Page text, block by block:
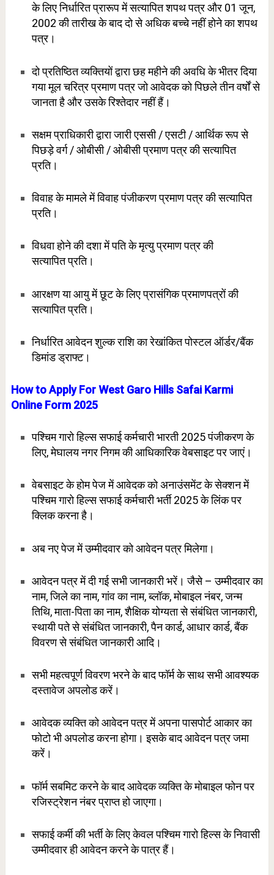
के लिए निर्धारित प्रारूप में सत्यापित शपथ पत्र और 01 जून,
2002 की तारीख के बाद दो से अधिक बच्चे नहीं होने का शपथ
पत्र।
दो प्रतिष्ठित व्यक्तियों द्वारा छह महीने की अवधि के भीतर दिया
गया मूल चरित्र प्रमाण पत्र जो आवेदक को पिछले तीन वर्षों से
जानता है और उसके रिश्तेदार नहीं हैं।
सक्षम प्राधिकारी द्वारा जारी एससी / एसटी / आर्थिक रूप से
पिछड़े वर्ग / ओबीसी / ओबीसी प्रमाण पत्र की सत्यापित
प्रति।
विवाह के मामले में विवाह पंजीकरण प्रमाण पत्र की सत्यापित
प्रति।
विधवा होने की दशा में पति के मृत्यु प्रमाण पत्र की
सत्यापितप्रति।
आरक्षण या आयु में छूट के लिए प्रासंगिक प्रमाणपत्रों की
सत्यापित प्रति।
निर्धारित आवेदन शुल्क राशि का रेखांकित पोस्टल ऑर्डर/बैंक
डिमांड ड्राफ्ट।
How to Apply For West Garo Hills Safai Karmi
Online Form 2025
पश्चिम गारो हिल्स सफाई कर्मचारी भारती 2025 पंजीकरण के
लिए, मेघालय नगर निगम की आधिकारिक वेबसाइट पर जाएं।
वेबसाइट के होम पेज में आवेदक को अनाउंसमेंट के सेक्शन में
पश्चिम गारो हिल्स सफाई कर्मचारी भर्ती 2025 के लिंक पर
क्लिक करना है।
अब नए पेज में उम्मीदवार को आवेदन पत्र मिलेगा।
आवेदन पत्र में दी गई सभी जानकारी भरें। जैसे – उम्मीदवार का
नाम, जिले का नाम, गांव का नाम, ब्लॉक, मोबाइल नंबर, जन्म
तिथि, माता-पिता का नाम, शैक्षिक योग्यता से संबंधित जानकारी,
स्थायी पते से संबंधित जानकारी, पैन कार्ड, आधार कार्ड, बैंक
विवरण से संबंधित जानकारी आदि।
सभी महत्वपूर्ण विवरण भरने के बाद फॉर्म के साथ सभी आवश्यक
दस्तावेज अपलोड करें।
आवेदक व्यक्ति को आवेदन पत्र में अपना पासपोर्ट आकार का
फोटो भी अपलोड करना होगा। इसके बाद आवेदन पत्र जमा
करें।
फॉर्म सबमिट करने के बाद आवेदक व्यक्ति के मोबाइल फोन पर
रजिस्ट्रेशन नंबर प्राप्त हो जाएगा।
सफाई कर्मी की भर्ती के लिए केवल पश्चिम गारो हिल्स के निवासी
उम्मीदवार ही आवेदन करने के पात्र हैं।